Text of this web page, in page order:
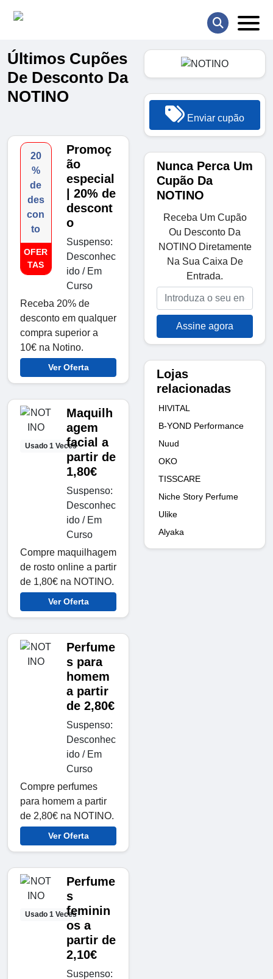
Últimos Cupões
De Desconto Da
NOTINO
20
%
de
des
con
to
OFER
TAS
Promoç
ão
especial
| 20% de
descont
o
Suspenso:
Desconhec
ido / Em
Curso
Receba 20% de
desconto em qualquer
compra superior a
10€ na Notino.
Ver Oferta
Usado 1 Veces
Maquilh
agem
facial a
partir de
1,80€
Suspenso:
Desconhec
ido / Em
Curso
Compre maquilhagem
de rosto online a partir
de 1,80€ na NOTINO.
Ver Oferta
Perfume
s para
homem
a partir
de 2,80€
Suspenso:
Desconhec
ido / Em
Curso
Compre perfumes
para homem a partir
de 2,80€ na NOTINO.
Ver Oferta
Usado 1 Veces
Perfume
s
feminin
os a
partir de
2,10€
Suspenso:
Enviar cupão
Nunca Perca Um
Cupão Da
NOTINO
Receba Um Cupão
Ou Desconto Da
NOTINO Diretamente
Na Sua Caixa De
Entrada.
Assine agora
Lojas
relacionadas
HIVITAL
B-YOND Performance
Nuud
OKO
TISSCARE
Niche Story Perfume
Ulike
Alyaka